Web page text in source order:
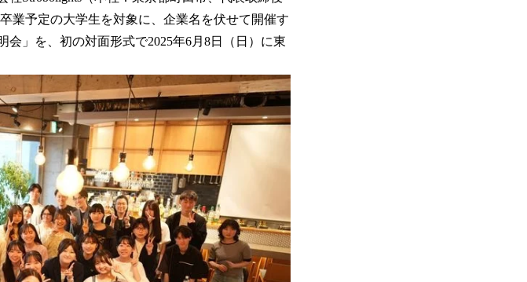
数
を
込
み
中
す
業予定の大学生を対象に、企業名を伏せて開催す
」を、初の対面形式で2025年6月8日（日）に東